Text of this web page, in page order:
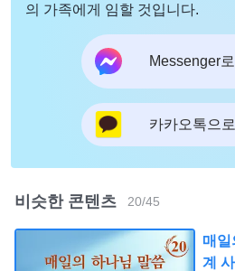
의 가족에게 임할 것입니다.
Messenger
카카오톡으
비슷한 콘텐츠 20/45
매
계